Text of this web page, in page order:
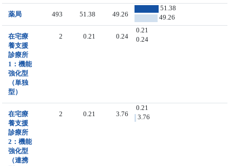
薬局 493 51.38 49.26
51.38
49.26
在宅療
養支援
診療所
1：機能
強化型
（単独
型）
2 0.21 0.24
0.21
0.24
在宅療
養支援
診療所
2：機能
強化型
（連携
2 0.21 3.76
0.21
3.76